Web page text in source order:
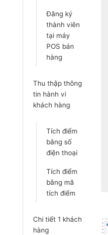
Đăng ký
thành viên
tại máy
POS bán
hàng
Thu thập thông
tin hành vi
khách hàng
Tích điểm
bằng số
điện thoại
Tích điểm
bằng mã
tích điểm
Chi tiết 1 khách
hàng